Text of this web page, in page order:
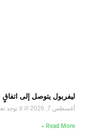
ليفربول يتوصل إلى
أغسطس 7, 2026 لا توجد
Read More »